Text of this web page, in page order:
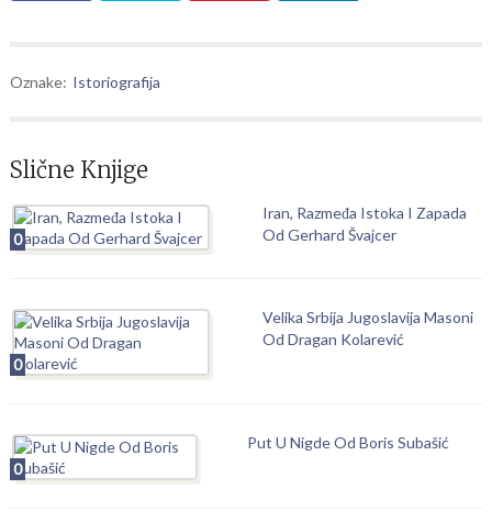
Oznake: Istoriografija
Slične Knjige
0
Iran, Razmeđa Istoka I Zapada
Od Gerhard Švajcer
0
Velika Srbija Jugoslavija Masoni
Od Dragan Kolarević
0
Put U Nigde Od Boris Subašić